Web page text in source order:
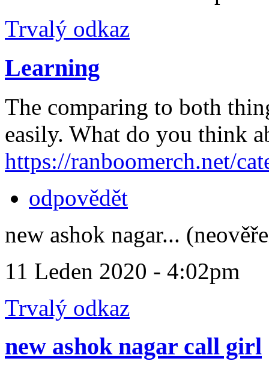
Trvalý odkaz
Learning
The comparing to both
easily. What do you think
https://ranboomerch.net/
odpovědět
new ashok nagar...
11 Leden 2020 - 4:02pm
Trvalý odkaz
new ashok nagar call girl